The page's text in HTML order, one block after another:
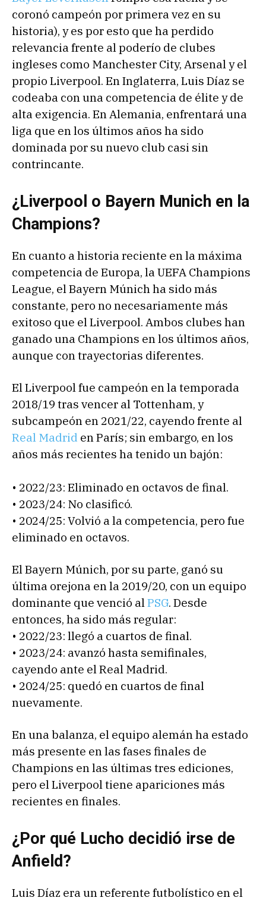
coronó campeón por primera vez en su
historia), y es por esto que ha perdido
relevancia frente al poderío de clubes
ingleses como Manchester City, Arsenal y el
propio Liverpool. En Inglaterra, Luis Díaz se
codeaba con una competencia de élite y de
alta exigencia. En Alemania, enfrentará una
liga que en los últimos años ha sido
dominada por su nuevo club casi sin
contrincante.
¿Liverpool o Bayern Munich en la
Champions?
En cuanto a historia reciente en la máxima
competencia de Europa, la UEFA Champions
League, el Bayern Múnich ha sido más
constante, pero no necesariamente más
exitoso que el Liverpool. Ambos clubes han
ganado una Champions en los últimos años,
aunque con trayectorias diferentes.
El Liverpool fue campeón en la temporada
2018/19 tras vencer al Tottenham, y
subcampeón en 2021/22, cayendo frente al
Real Madrid en París; sin embargo, en los
años más recientes ha tenido un bajón:
• 2022/23: Eliminado en octavos de final.
• 2023/24: No clasificó.
• 2024/25: Volvió a la competencia, pero fue
eliminado en octavos.
El Bayern Múnich, por su parte, ganó su
última orejona en la 2019/20, con un equipo
dominante que venció alPSG. Desde
entonces, ha sido más regular:
• 2022/23: llegó a cuartos de final.
• 2023/24: avanzó hasta semifinales,
cayendo ante el Real Madrid.
• 2024/25: quedó en cuartos de final
nuevamente.
En una balanza, el equipo alemán ha estado
más presente en las fases finales de
Champions en las últimas tres ediciones,
pero el Liverpool tiene apariciones más
recientes en finales.
¿Por qué Lucho decidió irse de
Anfield?
Luis Díaz era un referente futbolístico en el